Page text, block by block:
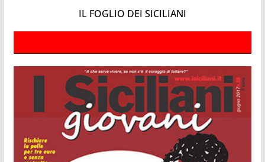
IL FOGLIO DEI SICILIANI